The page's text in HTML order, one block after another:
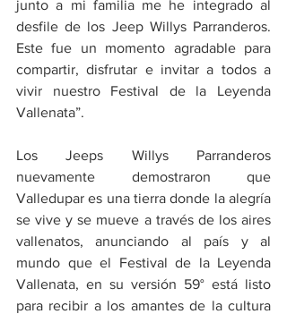
junto a mi familia me he integrado al
desfile de los Jeep Willys Parranderos.
Este fue un momento agradable para
compartir, disfrutar e invitar a todos a
vivir nuestro Festival de la Leyenda
Vallenata”.
Los Jeeps Willys Parranderos
nuevamente demostraron que
Valledupar es una tierra donde la alegría
se vive y se mueve a través de los aires
vallenatos, anunciando al país y al
mundo que el Festival de la Leyenda
Vallenata, en su versión 59° está listo
para recibir a los amantes de la cultura